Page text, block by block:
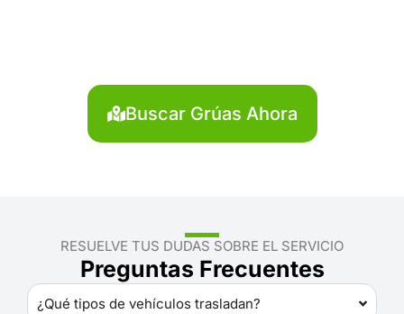
Buscar Grúas Ahora
RESUELVE TUS DUDAS SOBRE EL SERVICIO
Preguntas Frecuentes
¿Qué tipos de vehículos trasladan?